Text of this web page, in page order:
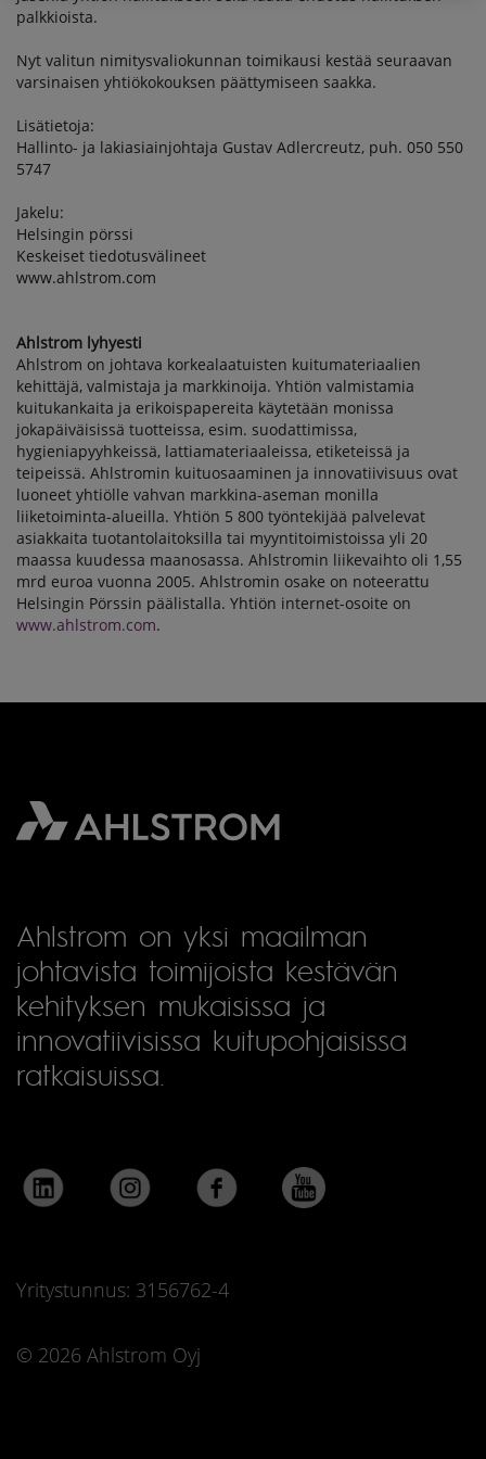
palkkioista.
Nyt valitun nimitysvaliokunnan toimikausi kestää seuraavan
varsinaisen yhtiökokouksen päättymiseen saakka.
Lisätietoja:
Hallinto- ja lakiasiainjohtaja Gustav Adlercreutz, puh. 050 550
5747
Jakelu:
Helsingin pörssi
Keskeiset tiedotusvälineet
www.ahlstrom.com
Ahlstrom lyhyesti
Ahlstrom on johtava korkealaatuisten kuitumateriaalien
kehittäjä, valmistaja ja markkinoija. Yhtiön valmistamia
kuitukankaita ja erikoispapereita käytetään monissa
jokapäiväisissä tuotteissa, esim. suodattimissa,
hygieniapyyhkeissä, lattiamateriaaleissa, etiketeissä ja
teipeissä. Ahlstromin kuituosaaminen ja innovatiivisuus ovat
luoneet yhtiölle vahvan markkina-aseman monilla
liiketoiminta-alueilla. Yhtiön 5 800 työntekijää palvelevat
asiakkaita tuotantolaitoksilla tai myyntitoimistoissa yli 20
maassa kuudessa maanosassa. Ahlstromin liikevaihto oli 1,55
mrd euroa vuonna 2005. Ahlstromin osake on noteerattu
Helsingin Pörssin päälistalla. Yhtiön internet-osoite on
www.ahlstrom.com.
Ahlstrom on yksi maailman
johtavista toimijoista kestävän
kehityksen mukaisissa ja
innovatiivisissa kuitupohjaisissa
ratkaisuissa.
Yritystunnus: 3156762-4
© 2026 Ahlstrom Oyj